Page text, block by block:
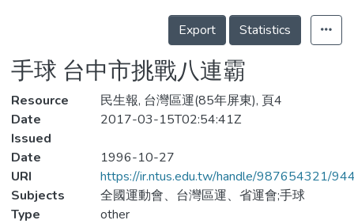
Statistics
Details
Export
Statistics
手球 台中市挑戰八連霸
Resource
民生報, 台灣區運(85年屏東), 頁4
Date
Issued
2017-03-15T02:54:41Z
Date
1996-10-27
URI
https://ir.ntus.edu.tw/handle/987654321/
Subjects
全國運動會、台灣區運、省運會;手球
Type
other